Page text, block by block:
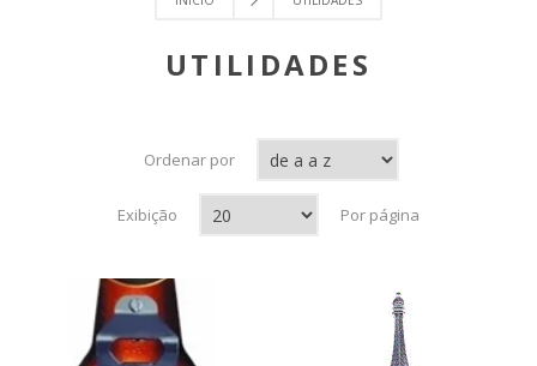
UTILIDADES
Ordenar por
Exibição Por página